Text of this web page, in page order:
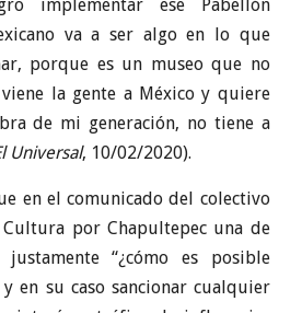
implementar ese Pabellón
va a ser algo en lo que
porque es un museo que no
la gente a México y quiere
de mi generación, no tiene a
Universal, 10/02/2020).
en el comunicado del colectivo
por Chapultepec una de
“¿cómo es posible
en su caso sancionar cualquier